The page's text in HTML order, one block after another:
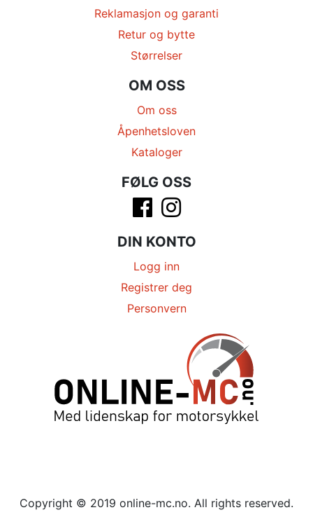
Reklamasjon og garanti
Retur og bytte
Størrelser
OM OSS
Om oss
Åpenhetsloven
Kataloger
FØLG OSS
DIN KONTO
Logg inn
Registrer deg
Personvern
Copyright © 2019 online-mc.no. All rights reserved.